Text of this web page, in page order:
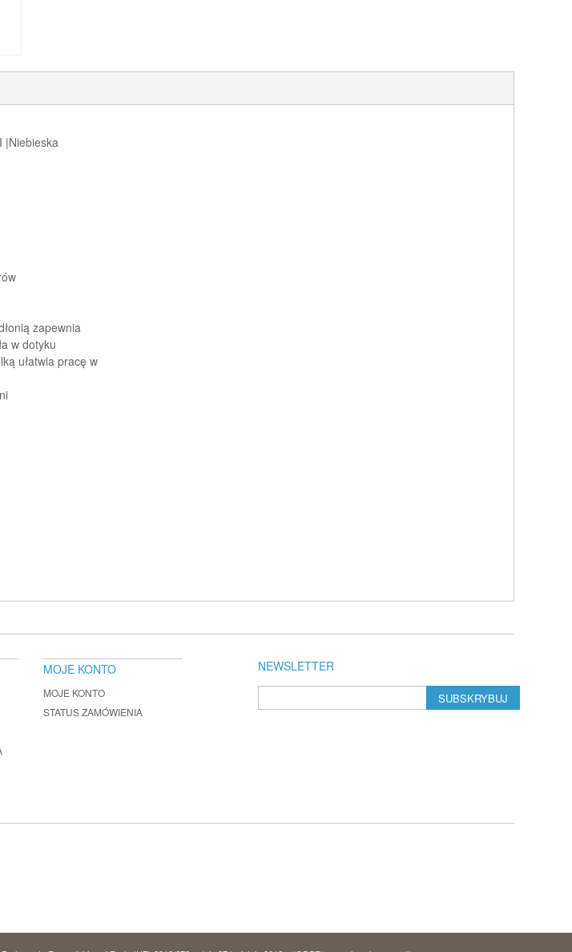
|Niebieska
zapewnia
w dotyku
ułatwia pracę w
NEWSLETTER
SUBSKRYBUJ
MOJE KONTO
MOJE KONTO
STATUS ZAMÓWIENIA